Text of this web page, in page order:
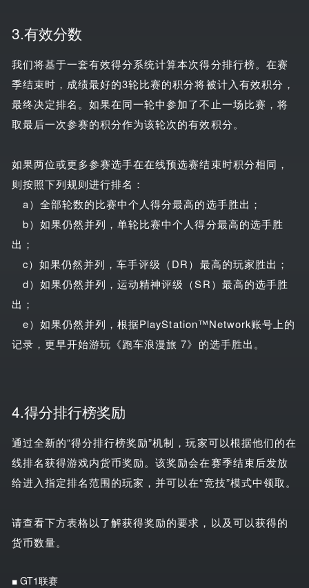
3.有效分数
我们将基于一套有效得分系统计算本次得分排行榜。在赛
季结束时，成绩最好的3轮比赛的积分将被计入有效积分，
最终决定排名。如果在同一轮中参加了不止一场比赛，将
取最后一次参赛的积分作为该轮次的有效积分。
如果两位或更多参赛选手在在线预选赛结束时积分相同，
则按照下列规则进行排名：
a）全部轮数的比赛中个人得分最高的选手胜出；
b）如果仍然并列，单轮比赛中个人得分最高的选手胜
出；
c）如果仍然并列，车手评级（DR）最高的玩家胜出；
d）如果仍然并列，运动精神评级（SR）最高的选手胜
出；
e）如果仍然并列，根据PlayStation™Network账号上的
记录，更早开始游玩《跑车浪漫旅 7》的选手胜出。
4.得分排行榜奖励
通过全新的“得分排行榜奖励”机制，玩家可以根据他们的在
线排名获得游戏内货币奖励。该奖励会在赛季结束后发放
给进入指定排名范围的玩家，并可以在“竞技”模式中领取。
请查看下方表格以了解获得奖励的要求，以及可以获得的
货币数量。
■ GT1联赛